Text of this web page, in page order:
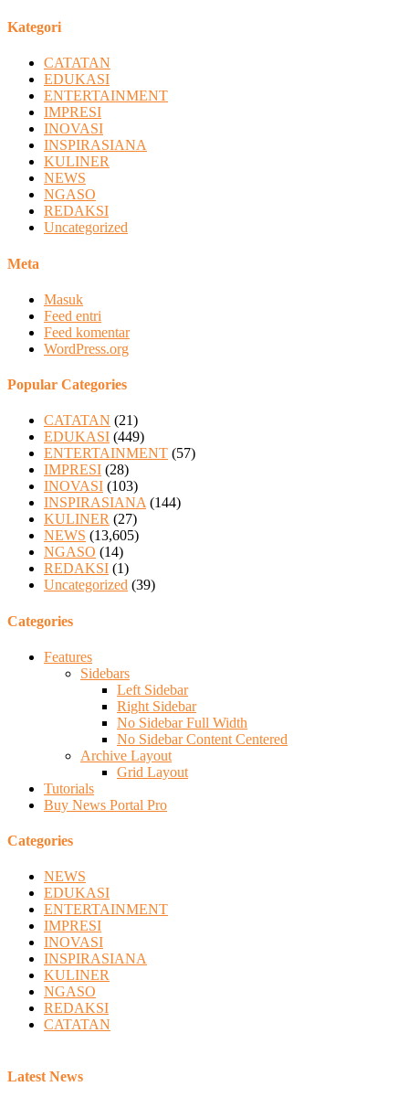
Kategori
CATATAN
EDUKASI
ENTERTAINMENT
IMPRESI
INOVASI
INSPIRASIANA
KULINER
NEWS
NGASO
REDAKSI
Uncategorized
Meta
Masuk
Feed entri
Feed komentar
WordPress.org
Popular Categories
CATATAN (21)
EDUKASI (449)
ENTERTAINMENT (57)
IMPRESI (28)
INOVASI (103)
INSPIRASIANA (144)
KULINER (27)
NEWS (13,605)
NGASO (14)
REDAKSI (1)
Uncategorized (39)
Categories
Features
Sidebars
Left Sidebar
Right Sidebar
No Sidebar Full Width
No Sidebar Content Centered
Archive Layout
Grid Layout
Tutorials
Buy News Portal Pro
Categories
NEWS
EDUKASI
ENTERTAINMENT
IMPRESI
INOVASI
INSPIRASIANA
KULINER
NGASO
REDAKSI
CATATAN
Latest News